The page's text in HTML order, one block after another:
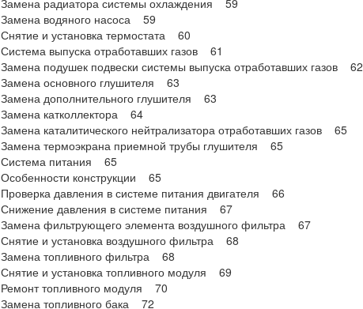
Замена радиатора системы охлаждения 59
Замена водяного насоса 59
Снятие и установка термостата 60
Система выпуска отработавших газов 61
Замена подушек подвески системы выпуска отработавших газов 62
Замена основного глушителя 63
Замена дополнительного глушителя 63
Замена катколлектора 64
Замена каталитического нейтрализатора отработавших газов 65
Замена термоэкрана приемной трубы глушителя 65
Система питания 65
Особенности конструкции 65
Проверка давления в системе питания двигателя 66
Снижение давления в системе питания 67
Замена фильтрующего элемента воздушного фильтра 67
Снятие и установка воздушного фильтра 68
Замена топливного фильтра 68
Снятие и установка топливного модуля 69
Ремонт топливного модуля 70
Замена топливного бака 72